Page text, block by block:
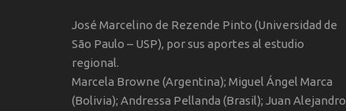
José Marcelino de Rezende Pinto (Universidad de
São Paulo – USP), por sus aportes al estudio
regional.
Marcela Browne (Argentina); Miguel Ángel Marca
(Bolivia); Andressa Pellanda (Brasil); Juan Alejandro